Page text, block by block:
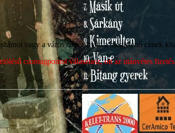
vagy a város nevét, majd a megjelenő címek
csomagpontot választasz, ott az utánvétes